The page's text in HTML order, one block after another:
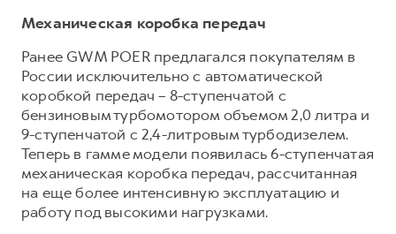
Коллекция CITY
Коллекция Детская
Коллекция Детская
Механическая коробка передач
Ранее GWM POER предлагался покупателям в
России исключительно с автоматической
коробкой передач – 8-ступенчатой с
бензиновым турбомотором объемом 2,0 литра и
9-ступенчатой с 2,4-литровым турбодизелем.
Теперь в гамме модели появилась 6-ступенчатая
механическая коробка передач, рассчитанная
на еще более интенсивную эксплуатацию и
работу под высокими нагрузками.